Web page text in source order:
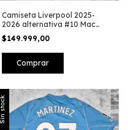
Camiseta Liverpool 2025-
2026 alternativa #10 Mac
Allister
$149.999,00
Comprar
Sin stock